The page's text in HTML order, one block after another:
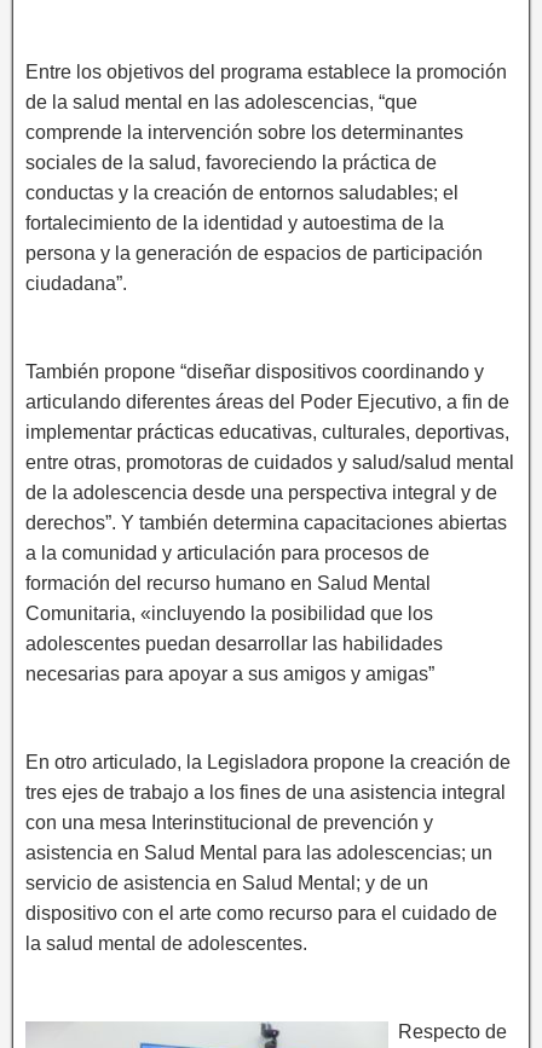
Entre los objetivos del programa establece la promoción
de la salud mental en las adolescencias, “que
comprende la intervención sobre los determinantes
sociales de la salud, favoreciendo la práctica de
conductas y la creación de entornos saludables; el
fortalecimiento de la identidad y autoestima de la
persona y la generación de espacios de participación
ciudadana”.
También propone “diseñar dispositivos coordinando y
articulando diferentes áreas del Poder Ejecutivo, a fin de
implementar prácticas educativas, culturales, deportivas,
entre otras, promotoras de cuidados y salud/salud mental
de la adolescencia desde una perspectiva integral y de
derechos”. Y también determina capacitaciones abiertas
a la comunidad y articulación para procesos de
formación del recurso humano en Salud Mental
Comunitaria, «incluyendo la posibilidad que los
adolescentes puedan desarrollar las habilidades
necesarias para apoyar a sus amigos y amigas”
En otro articulado, la Legisladora propone la creación de
tres ejes de trabajo a los fines de una asistencia integral
con una mesa Interinstitucional de prevención y
asistencia en Salud Mental para las adolescencias; un
servicio de asistencia en Salud Mental; y de un
dispositivo con el arte como recurso para el cuidado de
la salud mental de adolescentes.
Respecto de